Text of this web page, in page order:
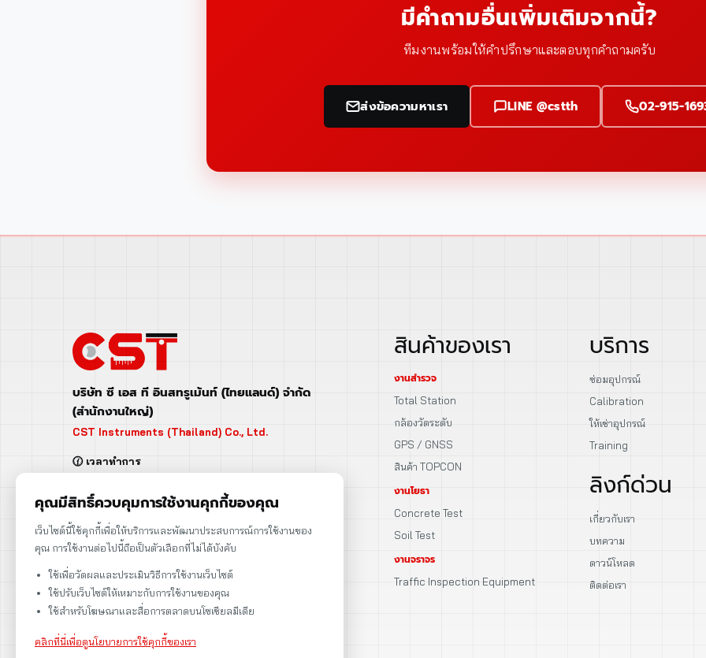
มีคำถามอื่นเพิ่มเติมจากนี้?
ทีมงานพร้อมให้คำปรึกษาและตอบทุกคำถามครับ
ส่งข้อความหาเรา LINE @cstth 02-915-
บริษัท ซี เอส ที อินสทรูเม้นท์ (ไทยแลนด์) จำกัด
(สำนักงานใหญ่)
CST Instruments (Thailand) Co., Ltd.
🕜 เวลาทำการ
เสาร์ | 08:00 - 12:00
📍 95 ถ.ร่มเกล้า แขวงคลองสามประเวศ
เขตลาดกระบัง กรุงเทพฯ 10520
Ladkrabang, Bangkok, Thailand 10520
เลขประจำตัวผู้เสียภาษี: 0105566170152
สินค้าของเรา
งานสำรวจ
Total Station
กล้องวัดระดับ
GPS / GNSS
สินค้า TOPCON
งานโยธา
Concrete Test
Soil Test
งานจราจร
Traffic Inspection Equipment
บริการ
ซ่อมอุปกรณ์
Calibration
ให้เช่าอุปกรณ์
Training
ลิงก์ด่วน
เกี่ยวกับเรา
บทความ
ดาวน์โหลด
ติดต่อเรา
คุณมีสิทธิ์ควบคุมการใช้งานคุกกี้ของคุณ
เว็บไซต์นี้ใช้คุกกี้เพื่อให้บริการและพัฒนาประสบการณ์การใช้งานของ
คุณ การใช้งานต่อไปนี้ถือเป็นตัวเลือกที่ไม่ได้บังคับ
ใช้เพื่อวัดผลและประเมินวิธีการใช้งานเว็บไซต์
ใช้ปรับเว็บไซต์ให้เหมาะกับการใช้งานของคุณ
ใช้สำหรับโฆษณาและสื่อการตลาดบนโซเชียลมีเดีย
คลิกที่นี่เพื่อดูนโยบายการใช้คุกกี้ของเรา